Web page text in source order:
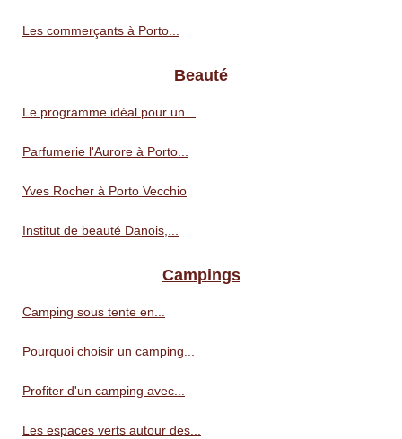
Les commerçants à Porto...
Beauté
Le programme idéal pour un...
Parfumerie l'Aurore à Porto...
Yves Rocher à Porto Vecchio
Institut de beauté Danois,...
Campings
Camping sous tente en...
Pourquoi choisir un camping...
Profiter d'un camping avec...
Les espaces verts autour des...